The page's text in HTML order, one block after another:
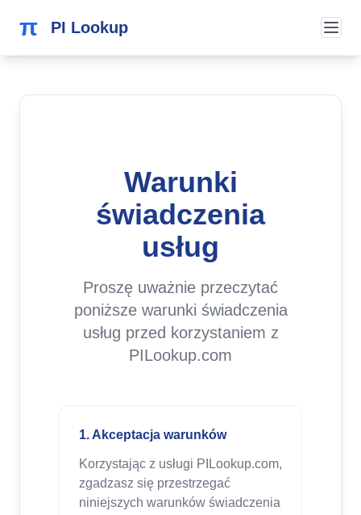
π PI Lookup
Warunki
świadczenia
usług
Proszę uważnie przeczytać
poniższe warunki świadczenia
usług przed korzystaniem z
PILookup.com
1. Akceptacja warunków
Korzystając z usługi PILookup.com,
zgadzasz się przestrzegać
niniejszych warunków świadczenia